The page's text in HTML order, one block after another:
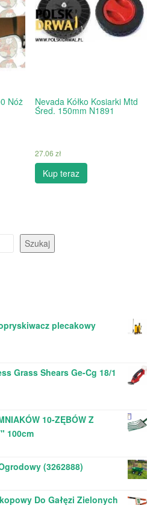
Nóż Nevada Kółko Kosiarki Mtd
Śred. 150mm N1891
27.06 zł
Kup teraz
Szukaj
plecakowy
Grass Shears Ge-Cg 18/1
10-ZĘBÓW Z
100cm
(3262888)
Do Gałęzi Zielonych